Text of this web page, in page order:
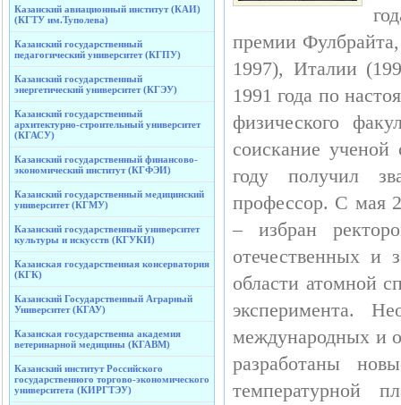
Казанский авиационный институт (КАИ)
(КГТУ им.Туполева)
Казанский государственный
педагогический университет (КГПУ)
Казанский государственный
энергетический университет (КГЭУ)
Казанский государственный
архитектурно-строительный университет
(КГАСУ)
Казанский государственный финансово-
экономический институт (КГФЭИ)
Казанский государственный медицинский
университет (КГМУ)
Казанский государственный университет
культуры и искусств (КГУКИ)
Казанская государственная консерватория
(КГК)
Казанский Государственный Аграрный
Университет (КГАУ)
Казанская государственна академия
ветеринарной медицины (КГАВМ)
Казанский институт Российского
государственного торгово-экономического
университета (КИРГТЭУ)
премии
1997), Италии
1991 года по
физического
соискание
году получил
профессор. С мая
– избран
отечественных и
области атомной
эксперимента.
международных и
разработаны
температурной